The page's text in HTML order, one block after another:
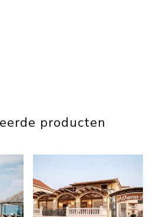
producten